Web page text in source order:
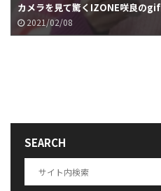
カメラを見て驚くIZONE咲良の
2021/02/08
SEARCH